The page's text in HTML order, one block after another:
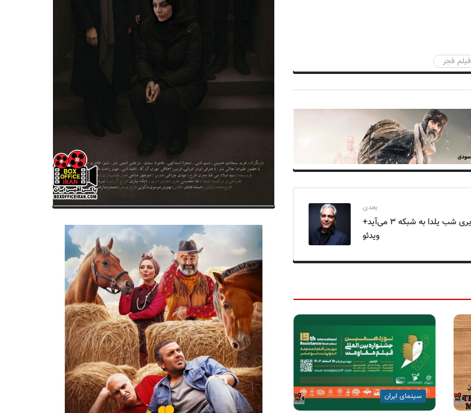
فیلم فجر
بعدی
مهران مدیری شب یلدا به شبکه ۳ می‌آید+
ویدئو
سینمای ایران سینمای ایران فیلم‌های جشنواره فجر